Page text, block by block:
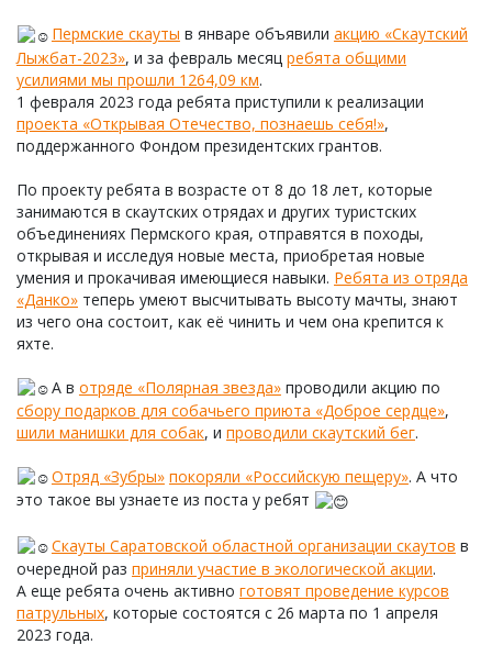
Пермские скауты в январе объявили акцию «Скаутский
Лыжбат-2023», и за февраль месяц ребята общими
усилиями мы прошли 1264,09 км.
1 февраля 2023 года ребята приступили к реализации
проекта «Открывая Отечество, познаешь себя!»,
поддержанного Фондом президентских грантов.
По проекту ребята в возрасте от 8 до 18 лет, которые
занимаются в скаутских отрядах и других туристских
объединениях Пермского края, отправятся в походы,
открывая и исследуя новые места, приобретая новые
умения и прокачивая имеющиеся навыки. Ребята из отряда
«Данко» теперь умеют высчитывать высоту мачты, знают
из чего она состоит, как её чинить и чем она крепится к
яхте.
А в отряде «Полярная звезда»проводили акцию по
сбору подарков для собачьего приюта «Доброе сердце»,
шили манишки для собак, и проводили скаутский бег.
Отряд «Зубры» покоряли «Российскую пещеру». А что
это такое вы узнаете из поста у ребят
Скауты Саратовской областной организации скаутов в
очередной раз приняли участие в экологической акции.
А еще ребята очень активно готовят проведение курсов
патрульных, которые состоятся с 26 марта по 1 апреля
2023 года.